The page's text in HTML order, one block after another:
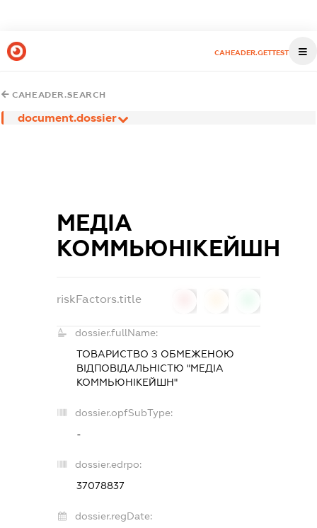
CAHEADER.GETTEST
CAHEADER.SEARCH
document.dossier
МЕДІА
КОММЬЮНІКЕЙШН
riskFactors.title
dossier.fullName:
ТОВАРИСТВО З ОБМЕЖЕНОЮ
ВІДПОВІДАЛЬНІСТЮ "МЕДІА
КОММЬЮНІКЕЙШН"
dossier.opfSubType:
-
dossier.edrpo:
37078837
dossier.regDate: